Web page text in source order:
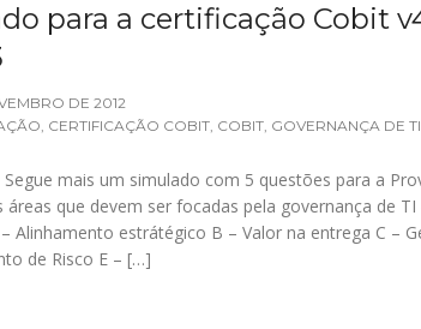
para a certificação Cobit
DE 2012
, CERTIFICAÇÃO COBIT, COBIT, GOVERNANÇA DE TI
Segue mais um simulado com 5 questões para a
áreas que devem ser focadas pela governança de
Alinhamento estrátégico B – Valor na entrega C –
de Risco E – […]